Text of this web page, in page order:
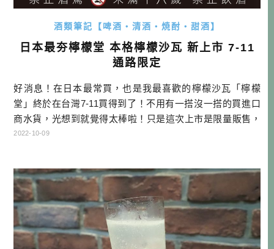
酒類筆記【啤酒・清酒・焼酎・甜酒】
日本最夯檸檬堂 本格檸檬沙瓦 新上市 7-11
通路限定
好消息！在日本最常買，也是我最喜歡的檸檬沙瓦「檸檬
堂」終於在台灣7-11買得到了！不用有一搭沒一搭的買進口
商水貨，光想到就覺得太棒啦！只是這次上市是限量販售，
要買要快啦！ 警語:未滿18歲禁止飲酒 什麼是檸檬堂？ 檸檬
買，但喝到就驚為天人。後來只要行程一到九州，就心繫著
檸檬堂，一定要衝去超 […]…
2022-10-09